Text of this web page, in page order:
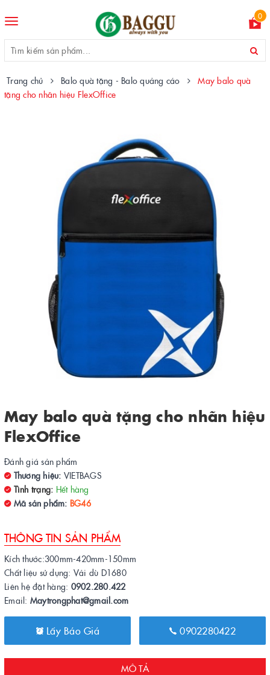
Toggle
0
Trang chủ Balo quà tặng - Balo quảng cáo
May balo quà
tặng cho nhãn hiệu FlexOffice
May balo quà tặng cho nhãn hiệu
FlexOffice
Đánh giá sản phẩm
Thương hiệu: VIETBAGS
Tình trạng: Hết hàng
Mã sản phẩm: BG46
THÔNG TIN SẢN PHẨM
Kích thước:300mm-420mm-150mm
Chất liệu sử dụng: Vải dù D1680
Liên hệ đặt hàng: 0902.280.422
Email: Maytrongphat@gmail.com
Lấy Báo Giá 0902280422
MÔ TẢ